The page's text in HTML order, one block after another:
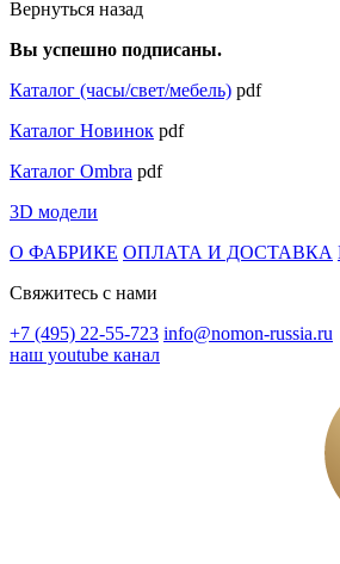
Вернуться назад
Вы успешно подписаны.
Каталог (часы/свет/мебель) pdf
Каталог Новинок pdf
Каталог Ombra pdf
3D модели
О ФАБРИКЕ ОПЛАТА И ДОСТАВКА
Свяжитесь с нами
+7 (495) 22-55-723 info@nomon-russia.ru
наш youtube канал